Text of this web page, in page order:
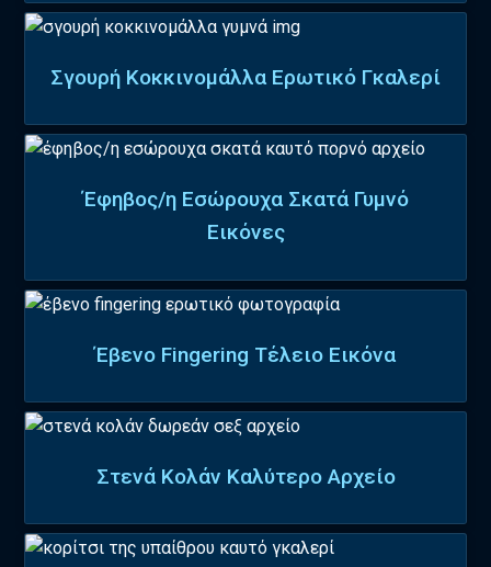
Σγουρή Κοκκινομάλλα Ερωτικό Γκαλερί
Έφηβος/η Εσώρουχα Σκατά Γυμνό
Εικόνες
Έβενο Fingering Τέλειο Εικόνα
Στενά Κολάν Καλύτερο Αρχείο